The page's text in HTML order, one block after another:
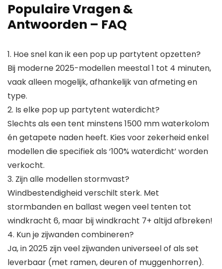
Populaire Vragen &
Antwoorden – FAQ
1. Hoe snel kan ik een pop up partytent opzetten?
Bij moderne 2025-modellen meestal 1 tot 4 minuten,
vaak alleen mogelijk, afhankelijk van afmeting en
type.
2. Is elke pop up partytent waterdicht?
Slechts als een tent minstens 1500 mm waterkolom
én getapete naden heeft. Kies voor zekerheid enkel
modellen die specifiek als ‘100% waterdicht’ worden
verkocht.
3. Zijn alle modellen stormvast?
Windbestendigheid verschilt sterk. Met
stormbanden en ballast wegen veel tenten tot
windkracht 6, maar bij windkracht 7+ altijd afbreken!
4. Kun je zijwanden combineren?
Ja, in 2025 zijn veel zijwanden universeel of als set
leverbaar (met ramen, deuren of muggenhorren).